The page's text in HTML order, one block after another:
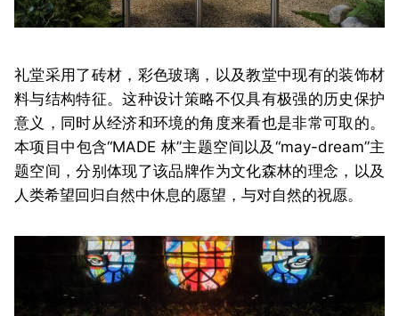
礼堂采用了砖材，彩色玻璃，以及教堂中现有的装饰材
料与结构特征。这种设计策略不仅具有极强的历史保护
意义，同时从经济和环境的角度来看也是非常可取的。
本项目中包含“MADE 林”主题空间以及“may-dream”主
题空间，分别体现了该品牌作为文化森林的理念，以及
人类希望回归自然中休息的愿望，与对自然的祝愿。